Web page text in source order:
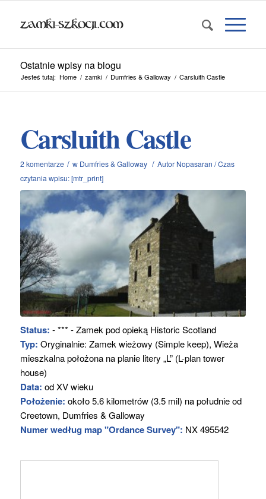
Ostatnie wpisy na blogu
Jesteś tutaj: Home / zamki / Dumfries & Galloway / Carsluith Castle
Carsluith Castle
2 komentarze / w Dumfries & Galloway / Autor Nopasaran /Czas
czytania wpisu: [mtr_print]
Status: - *** - Zamek pod opieką Historic Scotland
Typ: Oryginalnie: Zamek wieżowy (Simple keep), Wieża
mieszkalna położona na planie litery „L” (L-plan tower
house)
Data: od XV wieku
Położenie: około 5.6 kilometrów (3.5 mil) na południe od
Creetown, Dumfries & Galloway
Numer według map "Ordance Survey": NX 495542